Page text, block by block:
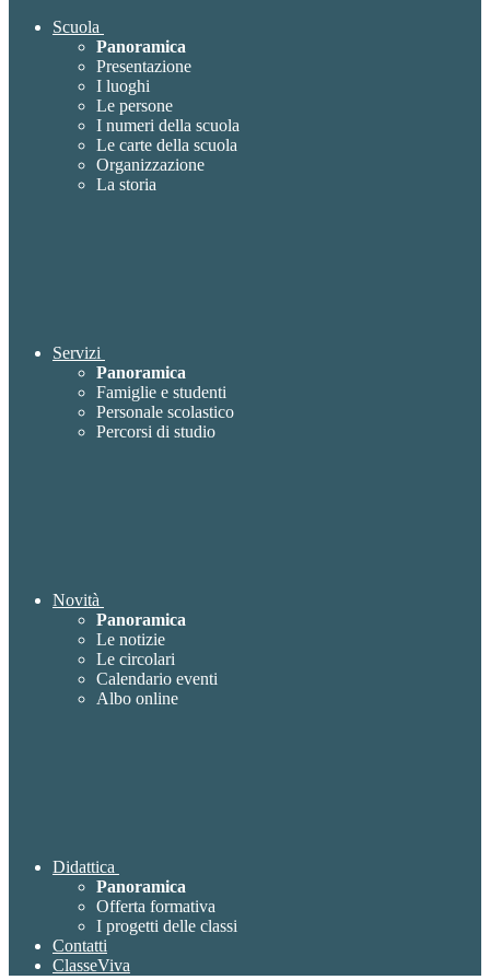
Scuola
Panoramica
Presentazione
I luoghi
Le persone
I numeri della scuola
Le carte della scuola
Organizzazione
La storia
Servizi
Panoramica
Famiglie e studenti
Personale scolastico
Percorsi di studio
Novità
Panoramica
Le notizie
Le circolari
Calendario eventi
Albo online
Didattica
Panoramica
Offerta formativa
I progetti delle classi
Contatti
ClasseViva